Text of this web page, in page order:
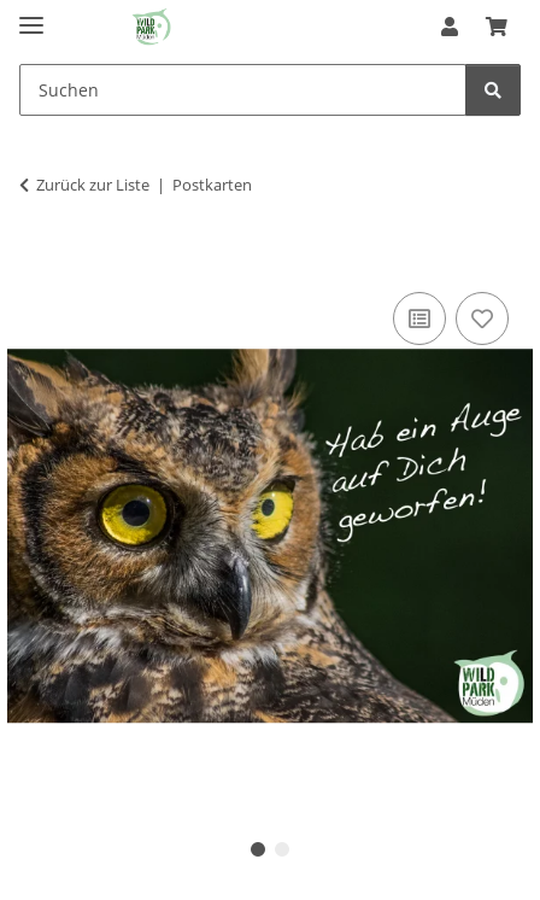
Zurück zur Liste Postkarten